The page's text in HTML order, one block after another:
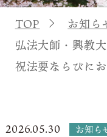
TOP
お知ら
弘法大師・興教
祝法要ならびに
2026.05.30 お知ら